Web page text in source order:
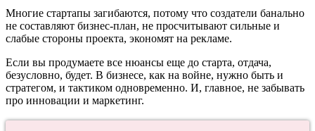
Многие стартапы загибаются, потому что создатели банально
не составляют бизнес-план, не просчитывают сильные и
слабые стороны проекта, экономят на рекламе.
Если вы продумаете все нюансы еще до старта, отдача,
безусловно, будет. В бизнесе, как на войне, нужно быть и
стратегом, и тактиком одновременно. И, главное, не забывать
про инновации и маркетинг.